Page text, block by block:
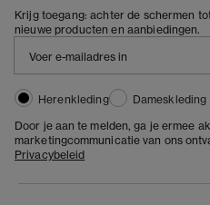
Krijg toegang: achter de schermen
nieuwe producten en aanbiedingen.
Herenkleding
Dameskleding
Door je aan te melden, ga je ermee
marketingcommunicatie van ons
Privacybeleid